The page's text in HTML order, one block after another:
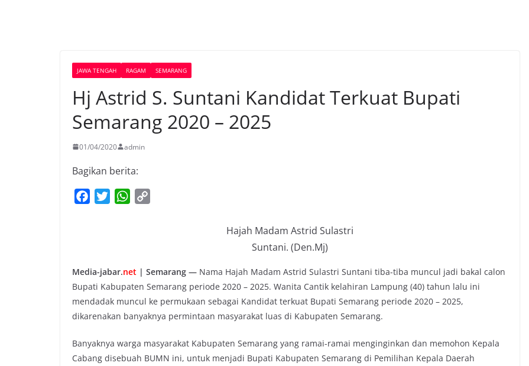
JAWA TENGAH RAGAM SEMARANG
Hj Astrid S. Suntani Kandidat Terkuat Bupati
Semarang 2020 – 2025
01/04/2020 admin
Bagikan berita:
o
o
k
e
r
W
A
p
p
i
n
k
Hajah Madam Astrid Sulastri
Suntani. (Den.Mj)
Media-jabar.net | Semarang — Nama Hajah Madam Astrid Sulastri Suntani tiba-tiba muncul jadi bakal calon
Bupati Kabupaten Semarang periode 2020 – 2025. Wanita Cantik kelahiran Lampung (40) tahun lalu ini
mendadak muncul ke permukaan sebagai Kandidat terkuat Bupati Semarang periode 2020 – 2025,
dikarenakan banyaknya permintaan masyarakat luas di Kabupaten Semarang.
Banyaknya warga masyarakat Kabupaten Semarang yang ramai-ramai menginginkan dan memohon Kepala
Cabang disebuah BUMN ini, untuk menjadi Bupati Kabupaten Semarang di Pemilihan Kepala Daerah